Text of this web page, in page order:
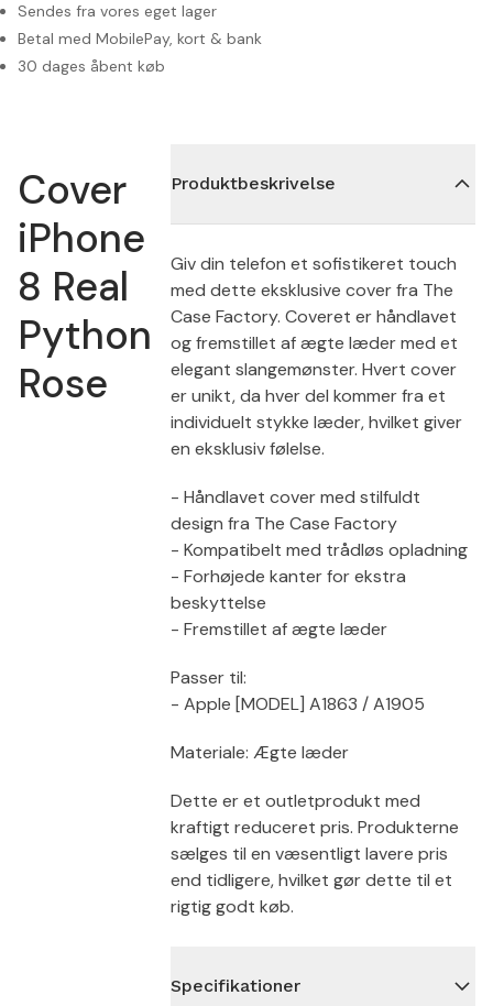
Sendes fra vores eget lager
Betal med MobilePay, kort & bank
30 dages åbent køb
Cover
iPhone
8 Real
Python
Rose
Produktbeskrivelse
Giv din telefon et sofistikeret touch
med dette eksklusive cover fra The
Case Factory. Coveret er håndlavet
og fremstillet af ægte læder med et
elegant slangemønster. Hvert cover
er unikt, da hver del kommer fra et
individuelt stykke læder, hvilket giver
en eksklusiv følelse.
- Håndlavet cover med stilfuldt
design fra The Case Factory
- Kompatibelt med trådløs opladning
- Forhøjede kanter for ekstra
beskyttelse
- Fremstillet af ægte læder
Passer til:
- Apple [MODEL] A1863 / A1905
Materiale: Ægte læder
Dette er et outletprodukt med
kraftigt reduceret pris. Produkterne
sælges til en væsentligt lavere pris
end tidligere, hvilket gør dette til et
rigtig godt køb.
Specifikationer